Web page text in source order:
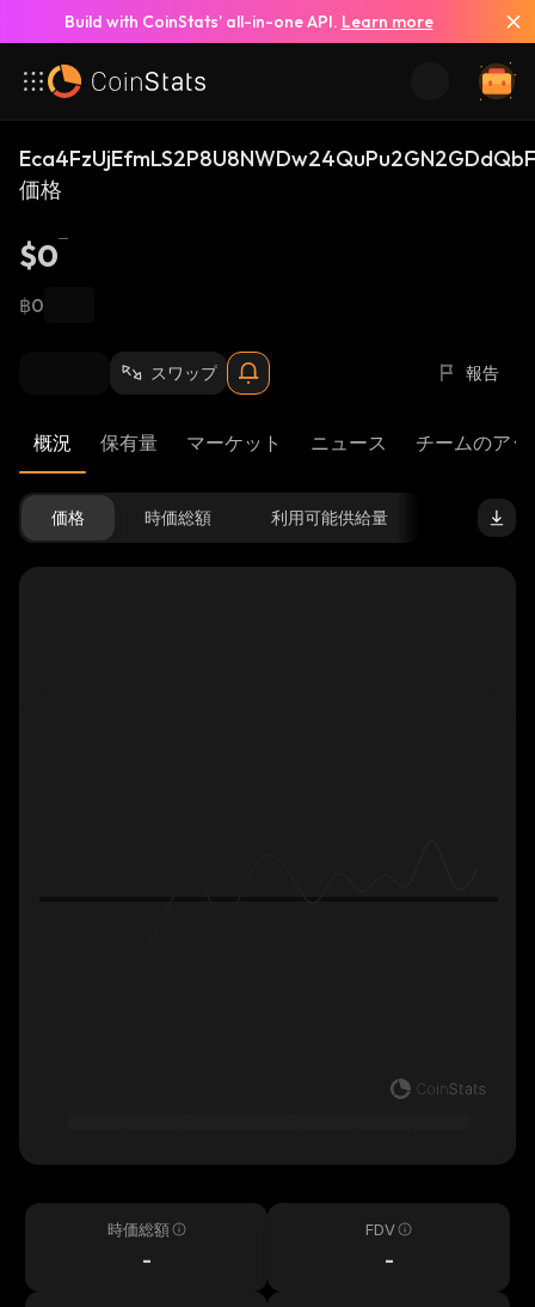
Build with CoinStats’ all-in-one API. Learn more
価格
$0
฿0
スワップ 報告
概況 保有量 マーケット ニュース チームのア
価格 時価総額 利用可能供給量
時価総額
-
FDV
-